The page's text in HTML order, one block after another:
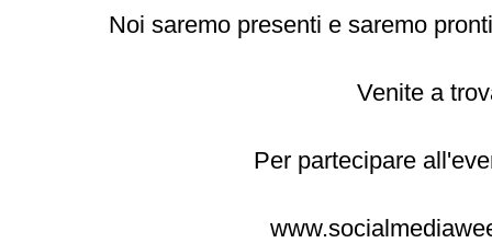
Noi saremo presenti e saremo
Venite a
Per partecipare